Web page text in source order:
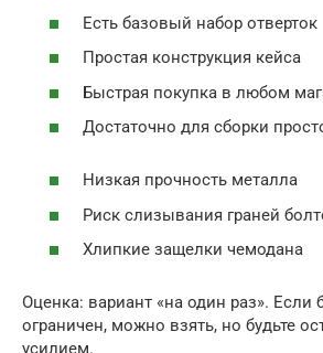
Есть базовый набор отверток
Простая конструкция кейса
Быстрая покупка в любом
Достаточно для сборки
Низкая прочность металла
Риск слизывания граней
Хлипкие защелки чемодана
Оценка: вариант «на один раз». Если
ограничен, можно взять, но будьте
усилием.